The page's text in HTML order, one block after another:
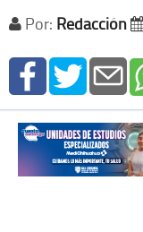
Por: Redacción